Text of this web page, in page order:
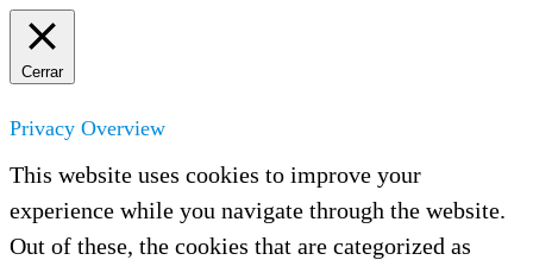
Cerrar
Privacy Overview
This website uses cookies to improve your
experience while you navigate through the website.
Out of these, the cookies that are categorized as